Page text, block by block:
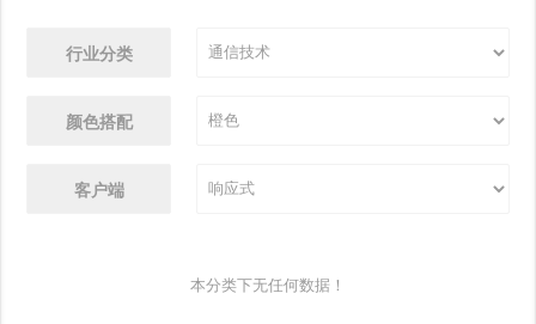
行业分类
颜色搭配
客户端
本分类下无任何数据！